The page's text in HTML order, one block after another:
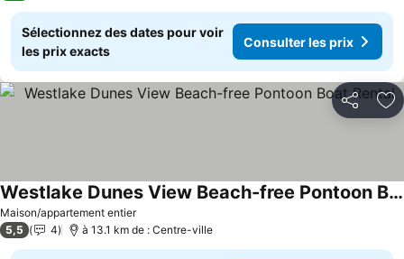
Sélectionnez des dates pour voir
les prix exacts
Consulter les prix
Partager
Maison/appartement entier
Westlake Dunes View Beach-free Pontoon Boat Rental
Consulter les prix
5,5 4 à 13.1 km de : Centre-ville